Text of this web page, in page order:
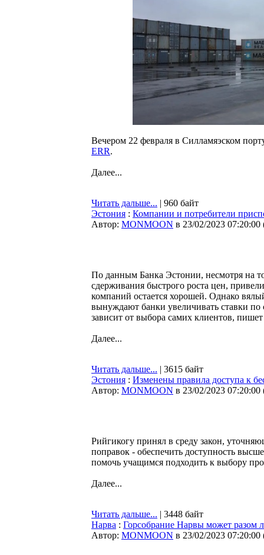
Вечером 22 февраля в Силламяэском
ERR.
Далее...
Читать дальше... | 960 байт
Эстония : Компании и потребители
Автор: MONMOON в 23/02/2023 07:20:00
По данным Банка Эстонии, несмотря на
сдерживания быстрого роста цен,
компаний остается хорошей. Однако
вынуждают банки увеличивать ставки
зависит от выбора самих клиентов,
Далее...
Читать дальше... | 3615 байт
Эстония : Изменены правила доступа к
Автор: MONMOON в 23/02/2023 07:20:00
Рийгикогу принял в среду закон,
поправок - обеспечить доступность
помочь учащимся подходить к выбору
Далее...
Читать дальше... | 3448 байт
Нарва : Горсобрание Нарвы может разом
Автор: MONMOON в 23/02/2023 07:20:00